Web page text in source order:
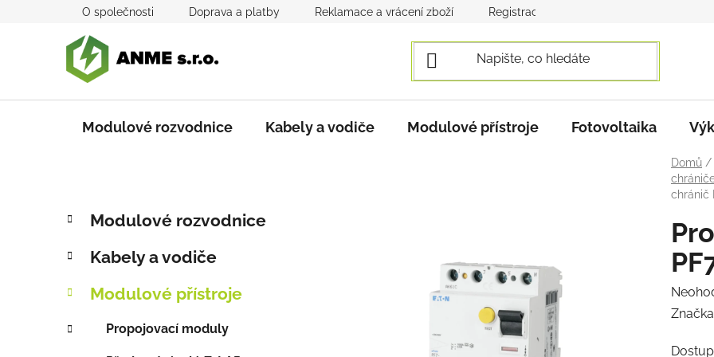
O společnosti Doprava a platby Reklamace a vrácení zboží Registrace a přihlášení
Modulové rozvodnice Kabely a vodiče Modulové přístroje Fotovoltaika
Domů /
chránič
P
s
r
n
kategorie
a
e
o
i
Modulové rozvodnice
Kabely a vodiče
Modulové přístroje
Propojovací moduly